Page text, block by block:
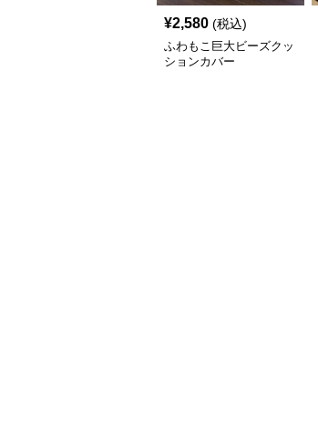
¥2,580 (税込)
ふわもこ巨大ビーズクッ
ションカバー